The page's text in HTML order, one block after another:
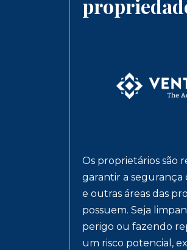
Os proprietários são
garantir a segurança
e outras áreas das
possuem. Seja
perigo ou fazendo
um risco potencial,